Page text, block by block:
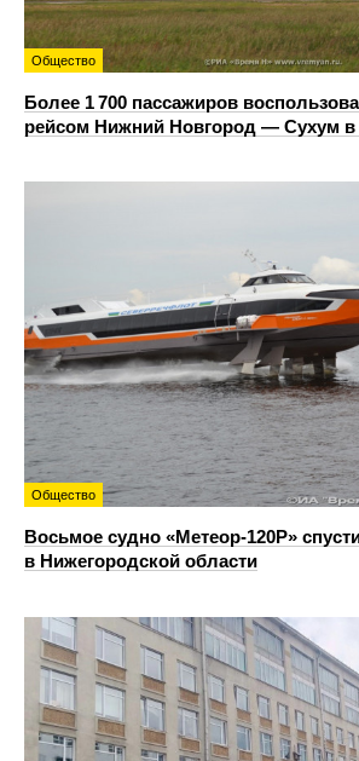
Общество
Более 1 700 пассажиров
рейсом Нижний Новгород — Сухум в
Общество
Восьмое судно «Метеор-120Р»
в Нижегородской области